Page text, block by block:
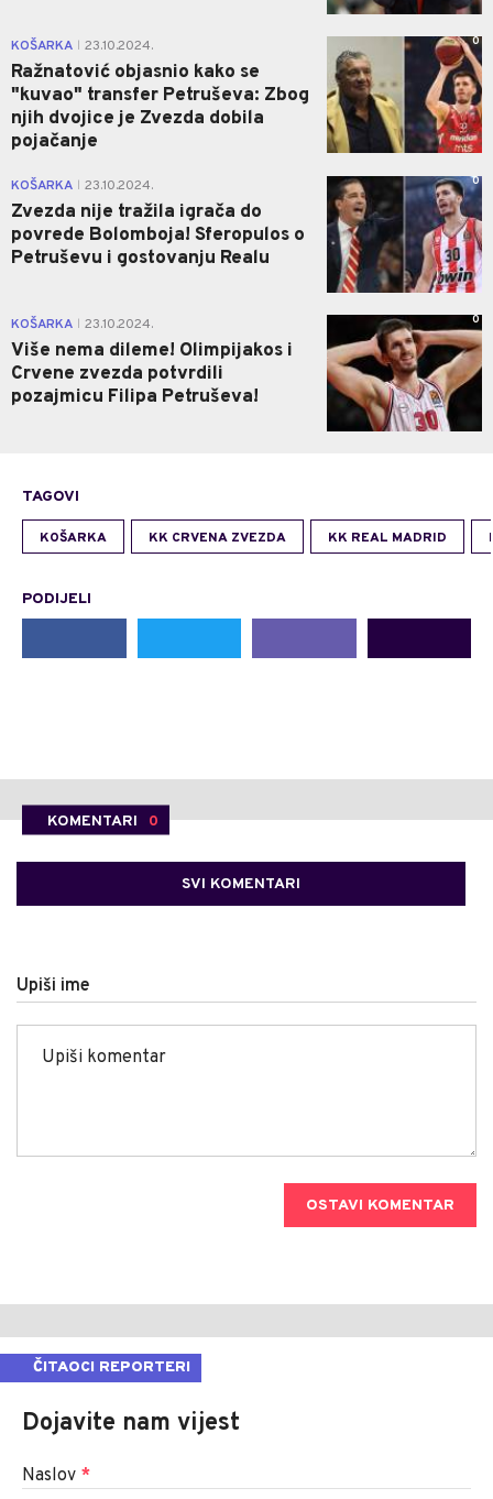
KOŠARKA 23.10.2024.
Ražnatović objasnio kako se
"kuvao" transfer Petruševa: Zbog
njih dvojice je Zvezda dobila
pojačanje
0
KOŠARKA 23.10.2024.
Zvezda nije tražila igrača do
povrede Bolomboja! Sferopulos o
Petruševu i gostovanju Realu
0
KOŠARKA 23.10.2024.
Više nema dileme! Olimpijakos i
Crvene zvezda potvrdili
pozajmicu Filipa Petruševa!
0
TAGOVI
KOŠARKA KK CRVENA ZVEZDA KK REAL MADRID
PODIJELI
KOMENTARI 0
SVI KOMENTARI
Upiši ime
OSTAVI KOMENTAR
ČITAOCI REPORTERI
Dojavite nam vijest
Naslov *